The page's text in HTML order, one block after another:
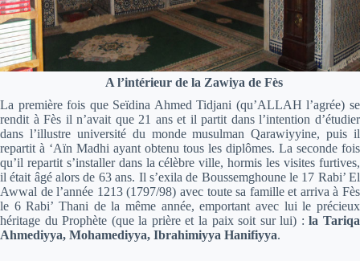
A l’intérieur de la Zawiya de Fès
La première fois que Seïdina Ahmed Tidjani (qu’ALLAH l’agrée) se
rendit à Fès il n’avait que 21 ans et il partit dans l’intention d’étudier
dans l’illustre université du monde musulman Qarawiyyine, puis il
repartit à ‘Aïn Madhi ayant obtenu tous les diplômes. La seconde fois
qu’il repartit s’installer dans la célèbre ville, hormis les visites furtives,
il était âgé alors de 63 ans. Il s’exila de Boussemghoune le 17 Rabi’ El
Awwal de l’année 1213 (1797/98) avec toute sa famille et arriva à Fès
le 6 Rabi’ Thani de la même année, emportant avec lui le précieux
héritage du Prophète (que la prière et la paix soit sur lui) :la Tariqa
Ahmediyya, Mohamediyya, Ibrahimiyya Hanifiyya.